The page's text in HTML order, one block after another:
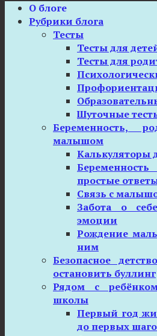
О блоге
Рубрики блога
Тесты
Тесты для
Тесты для
Шуточные
Беременность,
малышом
Калькуляторы
простые
Связь с
Забота о
эмоции
Рождение
ним
Безопасное
остановить буллинг
Рядом с
школы
Первый год
до первых